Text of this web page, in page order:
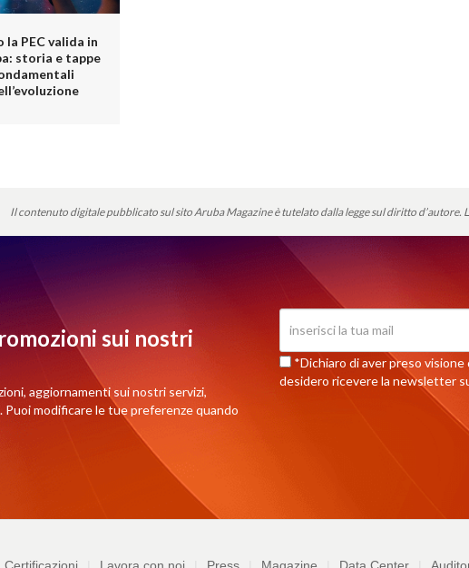
la PEC valida in
storia e tappe
Il contenuto digitale pubblicato sul sito Aruba Magazine è tutelato dalla legge sul diritto d’autore.
sui nostri
aggiornamenti sui nostri servizi,
modificare le tue preferenze quando
*Dichiaro di aver preso visione
desidero ricevere la newsletter
Certificazioni Lavora con noi Press Magazine Data Center